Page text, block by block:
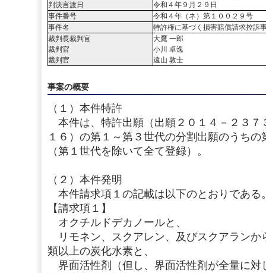
判決言渡日
令和４年９月２９日
事件番号
令和４年（ネ）第１００２９号
事件名
特許権に基づく損害賠償請求控訴
裁判長裁判官
裁判官
裁判官
大鷹 一郎
小川 卓逸
遠山 敦士
事案の概要
（１）本件特許
本件は、特許出願（出願２０１４－２３７
１６）の第１～第３世代の分割出願のうち
（第１世代を除いて全て登録）。
（２）本件発明
本件請求項１の記載は以下のとおりである
【請求項１】
オクチルドデカノールと、
リモネン、スクアレン、及びスクアランか
類以上の炭化水素と、
界面活性剤（但し、界面活性剤が全量に対